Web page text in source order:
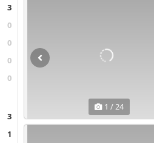
3
0
0
0
0
3
1
1 / 24